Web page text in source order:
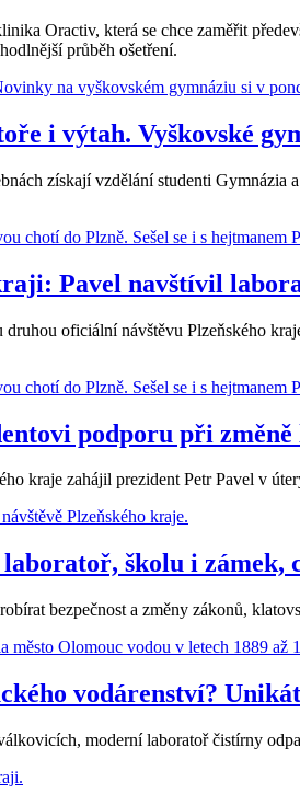
Oractiv, která se chce zaměřit
průběh ošetření.
i výtah. Vyškovské
získají vzdělání studenti Gymnázia
Pavel navštívil
oficiální návštěvu Plzeňského
podporu při
kraje zahájil prezident Petr Pavel v
školu i zámek,
bezpečnost a změny zákonů,
vodárenství?
moderní laboratoř čistírny